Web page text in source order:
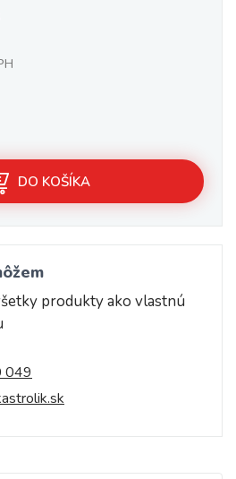
DO KOŠÍKA
produkty ako vlastnú
049